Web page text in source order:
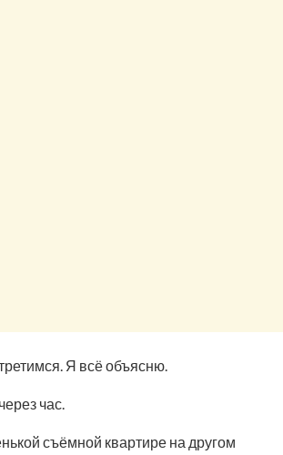
Я всё объясню.
час.
съёмной квартире на другом